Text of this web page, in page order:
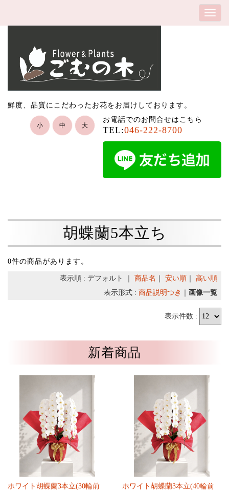
鮮度、品質にこだわったお花をお届けしております。
お電話でのお問合せはこちら
TEL:046-222-8700
小 中 大
胡蝶蘭5本立ち
0件の商品があります。
表示順 : デフォルト ｜ 商品名 安い順
高い順
表示形式 : 商品説明つき 画像一覧
表示件数 :
新着商品
ホワイト胡蝶蘭3本立(30輪前
ホワイト胡蝶蘭3本立(40輪前